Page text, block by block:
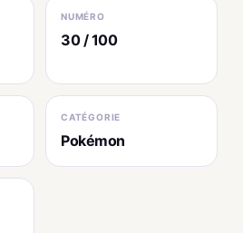
NUMÉRO
30 / 100
CATÉGORIE
Pokémon